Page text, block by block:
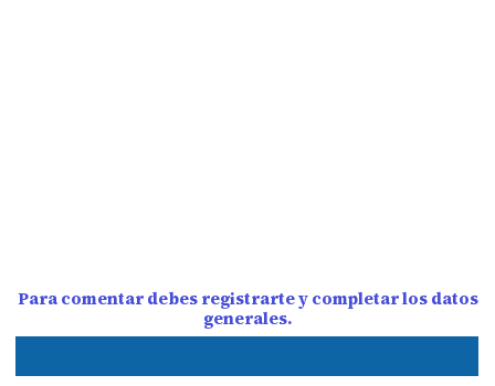
Para comentar debes registrarte y completar los datos
generales.